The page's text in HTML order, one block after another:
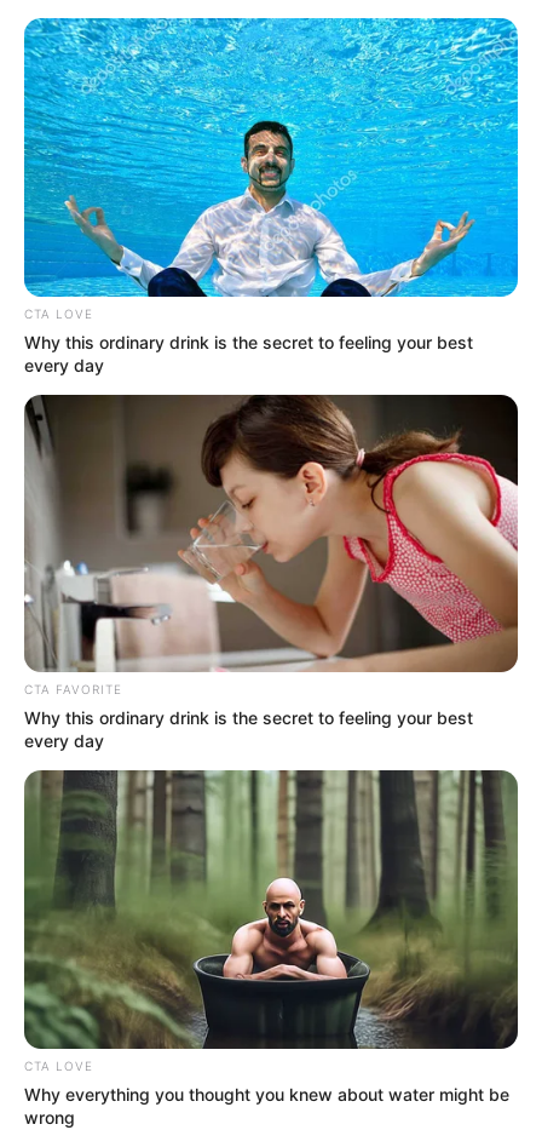
HOME
INSPIRASI
STYLE
FILM &
SERIES
NGAKAK
QUOTES
HYPE
MORE
CTA LOVE
Why this ordinary drink is the secret to feeling your best
every day
CTA FAVORITE
Why this ordinary drink is the secret to feeling your best
every day
CTA LOVE
Why everything you thought you knew about water might be
wrong